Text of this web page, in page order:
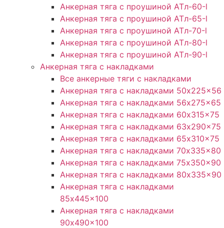
Анкерная тяга с проушиной ATл-60-l
Анкерная тяга с проушиной ATл-65-l
Анкерная тяга с проушиной ATл-70-l
Анкерная тяга с проушиной ATл-80-l
Анкерная тяга с проушиной ATл-90-l
Анкерная тяга с накладками
Все анкерные тяги с накладками
Анкерная тяга с накладками 50x225x56
Анкерная тяга с накладками 56x275x65
Анкерная тяга с накладками 60x315x75
Анкерная тяга с накладками 63x290x75
Анкерная тяга с накладками 65x310x75
Анкерная тяга с накладками 70x335x80
Анкерная тяга с накладками 75x350x90
Анкерная тяга с накладками 80x335x90
Анкерная тяга с накладками
85x445x100
Анкерная тяга с накладками
90x490x100